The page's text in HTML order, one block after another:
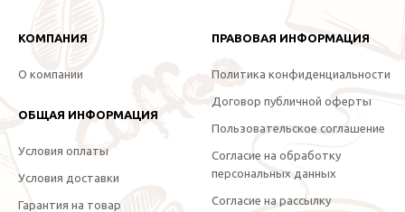
КОМПАНИЯ
О компании
ОБЩАЯ ИНФОРМАЦИЯ
Условия оплаты
Условия доставки
Гарантия на товар
ПРАВОВАЯ ИНФОРМАЦИЯ
Политика конфиденциальности
Договор публичной оферты
Пользовательское соглашение
Согласие на обработку
персональных данных
Согласие на рассылку